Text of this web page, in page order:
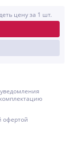
цену за 1 шт.
офертой